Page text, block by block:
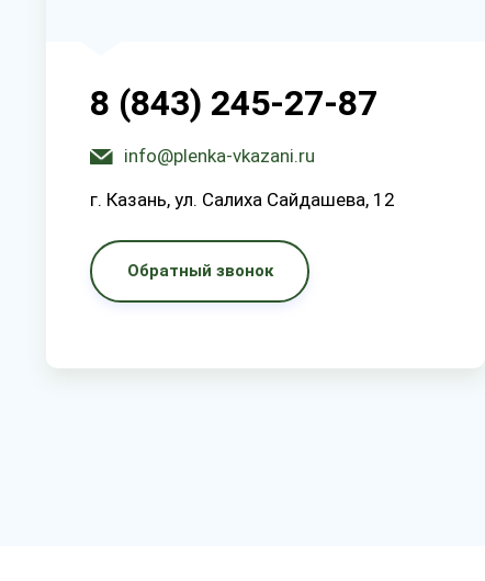
8 (843) 245-27-87
info@plenka-vkazani.ru
г. Казань, ул. Салиха Сайдашева, 12
Обратный звонок